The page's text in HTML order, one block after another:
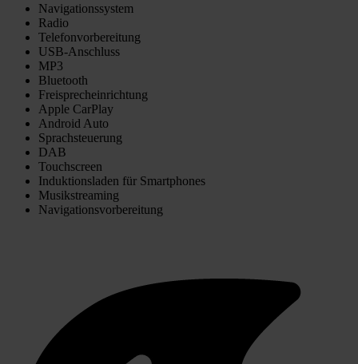
Navigationssystem
Radio
Telefonvorbereitung
USB-Anschluss
MP3
Bluetooth
Freisprecheinrichtung
Apple CarPlay
Android Auto
Sprachsteuerung
DAB
Touchscreen
Induktionsladen für Smartphones
Musikstreaming
Navigationsvorbereitung